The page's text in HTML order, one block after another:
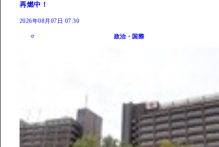
再燃中！
2026年08月07日 07:30
政治・国際